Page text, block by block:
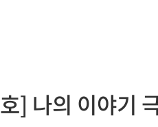
] 나의 이야기